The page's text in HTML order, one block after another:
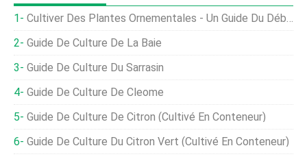
Cultiver Des Plantes Ornementales - Un Guide Du Débutant
Guide De Culture De La Baie
Guide De Culture Du Sarrasin
Guide De Culture De Cleome
Guide De Culture De Citron (cultivé En Conteneur)
Guide De Culture Du Citron Vert (cultivé En Conteneur)